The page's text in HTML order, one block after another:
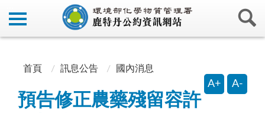
首頁 訊息公告 國內消息
A+ A-
預告修正農藥殘留容許